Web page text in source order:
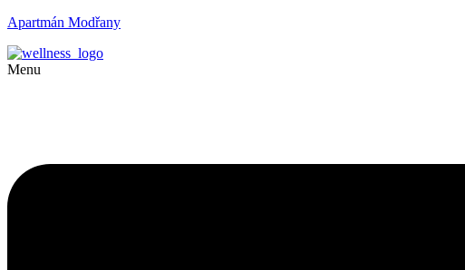
Apartmán Modřany
Menu